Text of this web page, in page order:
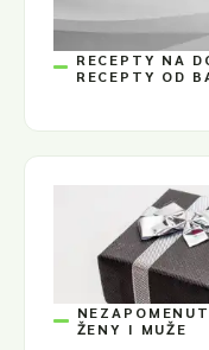
RECEPTY NA
RECEPTY OD
ŽENY I MUŽE